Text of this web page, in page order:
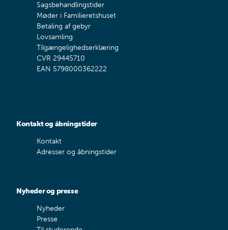
Sagsbehandlingstider
Møder i Familieretshuset
Betaling af gebyr
Lovsamling
Tilgængelighedserklæring
CVR 29445710
EAN 5798000362222
Kontakt og åbningstider
Kontakt
Adresser og åbningstider
Nyheder og presse
Nyheder
Presse